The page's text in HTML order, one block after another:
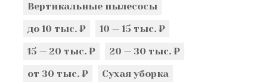
Вертикальные пылесосы
до 10 тыс. ₽
10 — 15 тыс. ₽
15 — 20 тыс. ₽
20 — 30 тыс. ₽
от 30 тыс. ₽
Сухая уборка